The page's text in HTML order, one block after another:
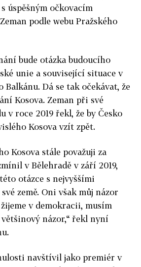
úspěšným očkovacím
podle webu Pražského
bude otázka budoucího
unie a související situace v
Dá se tak očekávat, že
Kosova. Zeman při své
v roce 2019 řekl, že by Česko
Kosova vzít zpět.
Kosova stále považuji za
v Bělehradě v září 2019,
otázce s nejvyššími
země. Oni však můj názor
v demokracii, musím
názor,“ řekl nyní
navštívil jako premiér v